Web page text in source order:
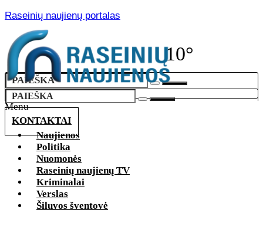
Raseinių naujienų portalas
10°
KONTAKTAI
Menu
Naujienos
Politika
Nuomonės
Raseinių naujienų TV
Kriminalai
Verslas
Šiluvos šventovė